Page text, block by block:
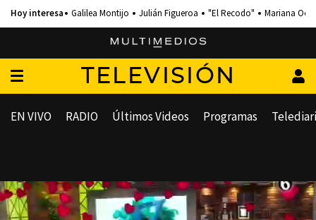
Galilea Montijo Julián Figueroa "El Recodo" Mariana
TELEVISIÓN
EN VIVO RADIO Últimos Videos Programas